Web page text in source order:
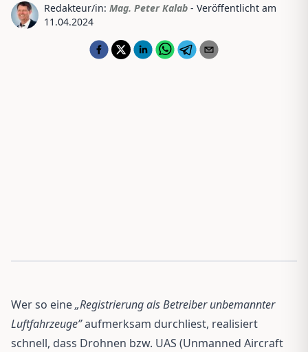
Redakteur/in: Mag. Peter Kalab - Veröffentlicht am
11.04.2024
Wer so eine„Registrierung als Betreiber unbemannter
Luftfahrzeuge”aufmerksam durchliest, realisiert
schnell, dass Drohnen bzw. UAS (Unmanned Aircraft